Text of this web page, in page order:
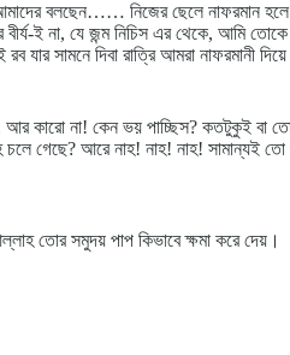
বলছেন…… নিজের ছেলে নাফরমান
ই না, যে জন্ম নিচিস এর থেকে, আমি
দিবা রাত্রি আমরা নাফরমানী দিয়ে
কারো না! কেন ভয় পাচ্ছিস? কতটুকুই বা
গেছে? আরে নাহ! নাহ! নাহ! সামান্যই তো
তোর সমুদয় পাপ কিভাবে ক্ষমা করে দেয়।